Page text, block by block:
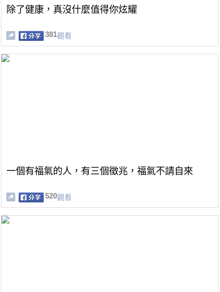
除了健康，真沒什麼值得你炫耀
381觀看
一個有福氣的人，有三個徵兆，福氣不請自來
520觀看